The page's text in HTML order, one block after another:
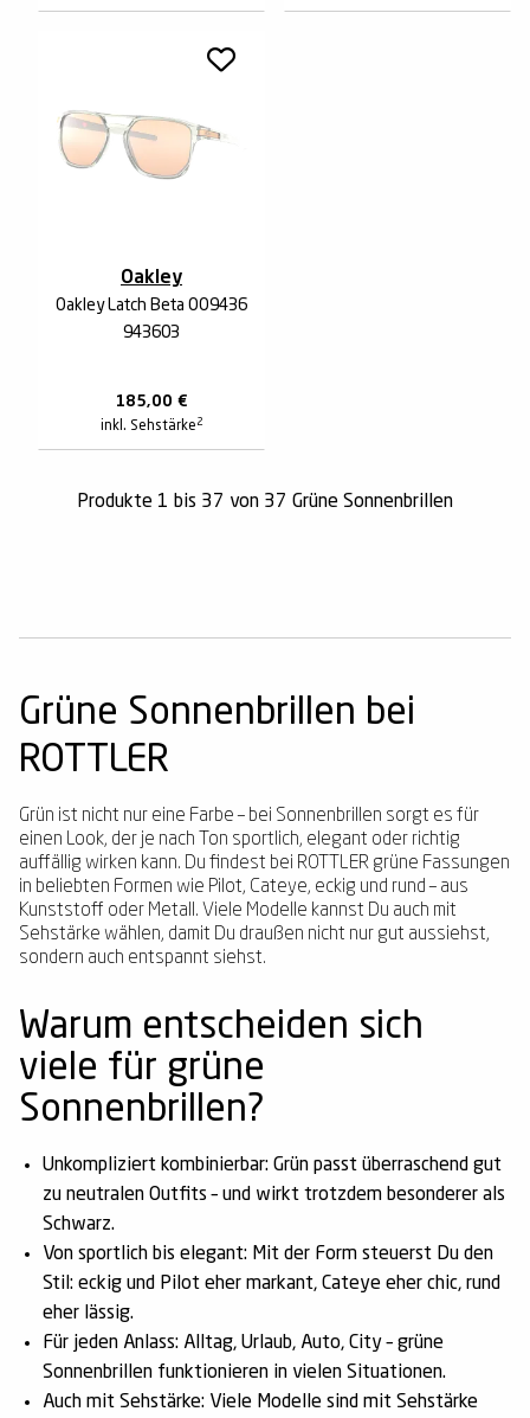
Oakley
Oakley Latch Beta OO9436
943603
185,00 €
inkl. Sehstärke 2
Produkte 1 bis 37 von 37 Grüne Sonnenbrillen
Grüne Sonnenbrillen bei
ROTTLER
Grün ist nicht nur eine Farbe – bei Sonnenbrillen sorgt es für
einen Look, der je nach Ton sportlich, elegant oder richtig
auffällig wirken kann. Du findest bei ROTTLER grüne Fassungen
in beliebten Formen wie Pilot, Cateye, eckig und rund – aus
Kunststoff oder Metall. Viele Modelle kannst Du auch mit
Sehstärke wählen, damit Du draußen nicht nur gut aussiehst,
sondern auch entspannt siehst.
Warum entscheiden sich
viele für grüne
Sonnenbrillen?
Unkompliziert kombinierbar: Grün passt überraschend gut
zu neutralen Outfits – und wirkt trotzdem besonderer als
Schwarz.
Von sportlich bis elegant: Mit der Form steuerst Du den
Stil: eckig und Pilot eher markant, Cateye eher chic, rund
eher lässig.
Für jeden Anlass: Alltag, Urlaub, Auto, City – grüne
Sonnenbrillen funktionieren in vielen Situationen.
Auch mit Sehstärke: Viele Modelle sind mit Sehstärke